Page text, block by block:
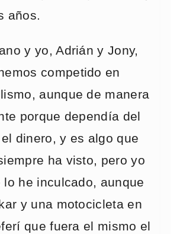
años.
y yo, Adrián y Jony,
competido en
aunque de manera
porque dependía del
dinero, y es algo que
ha visto, pero yo
lo he inculcado, aunque
y una motocicleta en
que fuera el mismo el